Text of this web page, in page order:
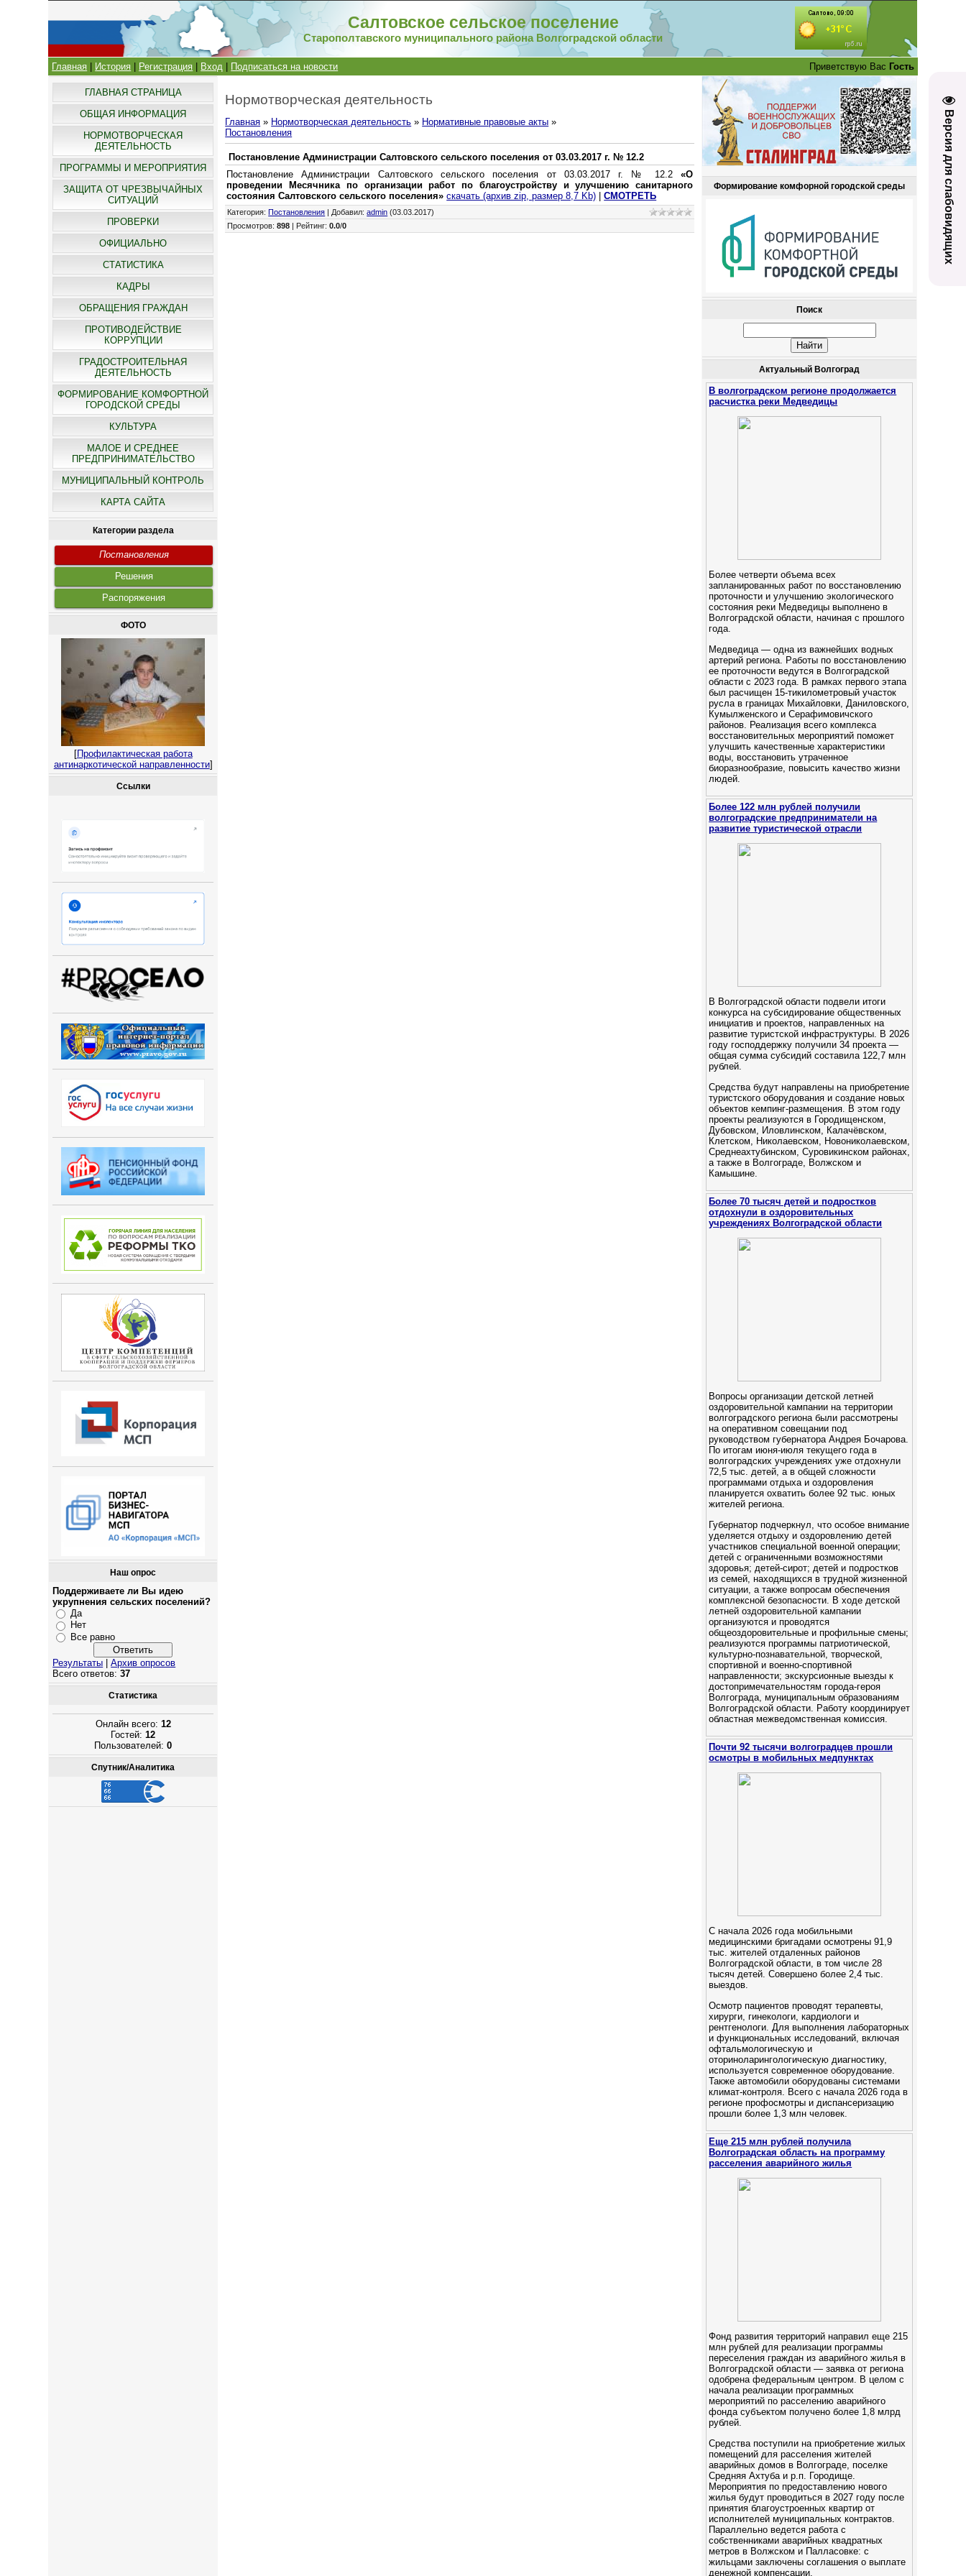
Версия для слабовидящих
Салтовское сельское поселение
Старополтавского муниципального района Волгоградской области
Главная История Регистрация Вход Подписаться на новости Приветствую Вас Гость
ГЛАВНАЯ СТРАНИЦА
ОБЩАЯ ИНФОРМАЦИЯ
НОРМОТВОРЧЕСКАЯ
ДЕЯТЕЛЬНОСТЬ
ПРОГРАММЫ И МЕРОПРИЯТИЯ
ЗАЩИТА ОТ ЧРЕЗВЫЧАЙНЫХ
СИТУАЦИЙ
ПРОВЕРКИ
ОФИЦИАЛЬНО
СТАТИСТИКА
КАДРЫ
ОБРАЩЕНИЯ ГРАЖДАН
ПРОТИВОДЕЙСТВИЕ
КОРРУПЦИИ
ГРАДОСТРОИТЕЛЬНАЯ
ДЕЯТЕЛЬНОСТЬ
ФОРМИРОВАНИЕ КОМФОРТНОЙ
ГОРОДСКОЙ СРЕДЫ
КУЛЬТУРА
МАЛОЕ И СРЕДНЕЕ
ПРЕДПРИНИМАТЕЛЬСТВО
МУНИЦИПАЛЬНЫЙ КОНТРОЛЬ
КАРТА САЙТА
Категории раздела
Постановления
Решения
Распоряжения
ФОТО
[Профилактическая работа
антинаркотической направленности]
Ссылки
Наш опрос
Поддерживаете ли Вы идею
укрупнения сельских поселений?
Да
Нет
Все равно
Результаты |Архив опросов
Всего ответов:37
Статистика
Онлайн всего: 12
Гостей:12
Пользователей:0
Спутник/Аналитика
Нормотворческая деятельность
Главная » Нормотворческая деятельность » Нормативные правовые акты »
Постановления
Постановление Администрации Салтовского сельского поселения от 03.03.2017 г. № 12.2
Постановление Администрации Салтовского сельского поселения от 03.03.2017 г. № 12.2«О
проведении Месячника по организации работ по благоустройству и улучшению санитарного
состояния Салтовского сельского поселения»скачать (архив zip, размер 8,7 Kb) СМОТРЕТЬ
Категория: Постановления Добавил:admin (03.03.2017)
Просмотров:898 Рейтинг:0.0/0
Формирование комфорной городской среды
Поиск
Актуальный Волгоград
В волгоградском регионе продолжается
расчистка реки Медведицы
Более четверти объема всех
запланированных работ по восстановлению
проточности и улучшению экологического
состояния реки Медведицы выполнено в
Волгоградской области, начиная с прошлого
года.
Медведица — одна из важнейших водных
артерий региона. Работы по восстановлению
ее проточности ведутся в Волгоградской
области с 2023 года. В рамках первого этапа
был расчищен 15-тикилометровый участок
русла в границах Михайловки, Даниловского,
Кумылженского и Серафимовичского
районов. Реализация всего комплекса
восстановительных мероприятий поможет
улучшить качественные характеристики
воды, восстановить утраченное
биоразнообразие, повысить качество жизни
людей.
Более 122 млн рублей получили
волгоградские предприниматели на
развитие туристической отрасли
В Волгоградской области подвели итоги
конкурса на субсидирование общественных
инициатив и проектов, направленных на
развитие туристской инфраструктуры. В 2026
году господдержку получили 34 проекта —
общая сумма субсидий составила 122,7 млн
рублей.
Средства будут направлены на приобретение
туристского оборудования и создание новых
объектов кемпинг‑размещения. В этом году
проекты реализуются в Городищенском,
Дубовском, Иловлинском, Калачёвском,
Клетском, Николаевском, Новониколаевском,
Среднеахтубинском, Суровикинском районах,
а также в Волгограде, Волжском и
Камышине.
Более 70 тысяч детей и подростков
отдохнули в оздоровительных
учреждениях Волгоградской области
Вопросы организации детской летней
оздоровительной кампании на территории
волгоградского региона были рассмотрены
на оперативном совещании под
руководством губернатора Андрея Бочарова.
По итогам июня-июля текущего года в
волгоградских учреждениях уже отдохнули
72,5 тыс. детей, а в общей сложности
программами отдыха и оздоровления
планируется охватить более 92 тыс. юных
жителей региона.
Губернатор подчеркнул, что особое внимание
уделяется отдыху и оздоровлению детей
участников специальной военной операции;
детей с ограниченными возможностями
здоровья; детей-сирот; детей и подростков
из семей, находящихся в трудной жизненной
ситуации, а также вопросам обеспечения
комплексной безопасности. В ходе детской
летней оздоровительной кампании
организуются и проводятся
общеоздоровительные и профильные смены;
реализуются программы патриотической,
культурно-познавательной, творческой,
спортивной и военно-спортивной
направленности; экскурсионные выезды к
достопримечательностям города-героя
Волгограда, муниципальным образованиям
Волгоградской области. Работу координирует
областная межведомственная комиссия.
Почти 92 тысячи волгоградцев прошли
осмотры в мобильных медпунктах
С начала 2026 года мобильными
медицинскими бригадами осмотрены 91,9
тыс. жителей отдаленных районов
Волгоградской области, в том числе 28
тысяч детей. Cовершено более 2,4 тыс.
выездов.
Осмотр пациентов проводят терапевты,
хирурги, гинекологи, кардиологи и
рентгенологи. Для выполнения лабораторных
и функциональных исследований, включая
офтальмологическую и
оториноларингологическую диагностику,
используется современное оборудование.
Также автомобили оборудованы системами
климат-контроля. Всего с начала 2026 года в
регионе профосмотры и диспансеризацию
прошли более 1,3 млн человек.
Еще 215 млн рублей получила
Волгоградская область на программу
расселения аварийного жилья
Фонд развития территорий направил еще 215
млн рублей для реализации программы
переселения граждан из аварийного жилья в
Волгоградской области — заявка от региона
одобрена федеральным центром. В целом с
начала реализации программных
мероприятий по расселению аварийного
фонда субъектом получено более 1,8 млрд
рублей.
Средства поступили на приобретение жилых
помещений для расселения жителей
аварийных домов в Волгограде, поселке
Средняя Ахтуба и р.п. Городище.
Мероприятия по предоставлению нового
жилья будут проводиться в 2027 году после
принятия благоустроенных квартир от
исполнителей муниципальных контрактов.
Параллельно ведется работа с
собственниками аварийных квадратных
метров в Волжском и Палласовке: с
жильцами заключены соглашения о выплате
денежной компенсации.